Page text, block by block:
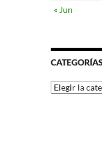
« Jun
Categorías